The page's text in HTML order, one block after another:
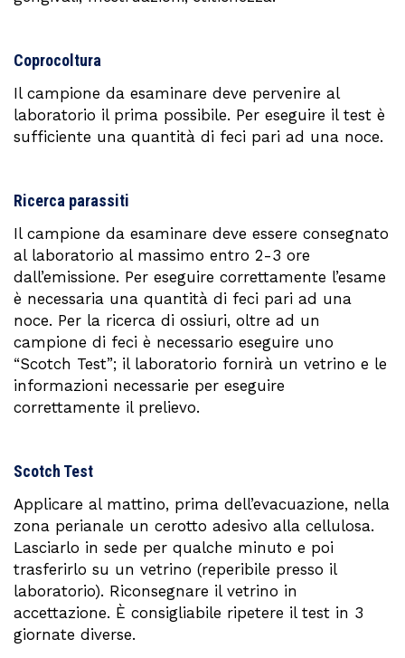
Coprocoltura
Il campione da esaminare deve pervenire al
laboratorio il prima possibile. Per eseguire il test è
sufficiente una quantità di feci pari ad una noce.
Ricerca parassiti
Il campione da esaminare deve essere consegnato
al laboratorio al massimo entro 2-3 ore
dall’emissione. Per eseguire correttamente l’esame
è necessaria una quantità di feci pari ad una
noce. Per la ricerca di ossiuri, oltre ad un
campione di feci è necessario eseguire uno
“Scotch Test”; il laboratorio fornirà un vetrino e le
informazioni necessarie per eseguire
correttamente il prelievo.
Scotch Test
Applicare al mattino, prima dell’evacuazione, nella
zona perianale un cerotto adesivo alla cellulosa.
Lasciarlo in sede per qualche minuto e poi
trasferirlo su un vetrino (reperibile presso il
laboratorio). Riconsegnare il vetrino in
accettazione. È consigliabile ripetere il test in 3
giornate diverse.